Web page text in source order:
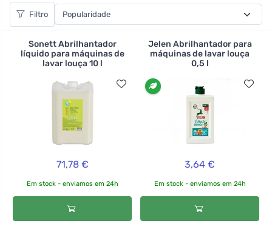
pacote de ensaio ou uma lata de 5 litros. A compra de
um grande pacote irá poupar-lhe desperdício, tempo e
máquina de lavar louça em bom estado, limpando o
interior da máquina e, acima de tudo, evitando a
acumulação de calcário. Isto evita a formação de
depósitos nos pratos, mas também prolonga a vida da
máquina de lavar loiça,
Filtro
Sonett Abrilhantador
líquido para máquinas de
lavar louça 10 l
71,78 €
Em stock - enviamos em 24h
Jelen Abrilhantador para
máquinas de lavar louça
0,5 l
3,64 €
Em stock - enviamos em 24h